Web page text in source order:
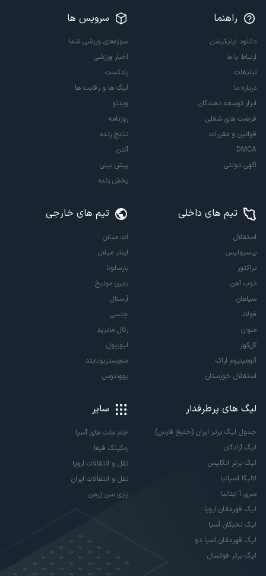
راهنما
دانلود اپلیکیشن
ارتباط با ما
تبلیغات
درباره ما
ابزار توسعه دهندگان
فرصت های شغلی
قوانین و مقررات
DMCA
آگهی دولتی
سرویس ها
سوژه‌های ورزشی شما
اخبار ورزشی
پادکست
لیگ ها و رقابت ها
ویدئو
روزنامه
نتایج زنده
آنتن
پیش بینی
پخش زنده
تیم های داخلی
استقلال
پرسپولیس
تراکتور
ذوب آهن
سپاهان
فولاد
ملوان
گل‌گهر
آلومینیوم اراک
استقلال خوزستان
تیم های خارجی
آث میلان
اینتر میلان
بارسلونا
بایرن مونیخ
آرسنال
چلسی
رئال مادرید
لیورپول
منچستریونایتد
یوونتوس
لیگ های پرطرفدار
جدول لیگ برتر ایران (خلیج فارس)
لیگ آزادگان
لیگ برتر انگلیس
لالیگا اسپانیا
سری آ ایتالیا
لیگ قهرمانان اروپا
لیگ نخبگان آسیا
لیگ قهرمانان آسیا دو
لیگ برتر فوتسال
سایر
جام ملت های آسیا
رنکینگ فیفا
نقل و انتقالات اروپا
نقل و انتقالات ایران
پاری سن ژرمن